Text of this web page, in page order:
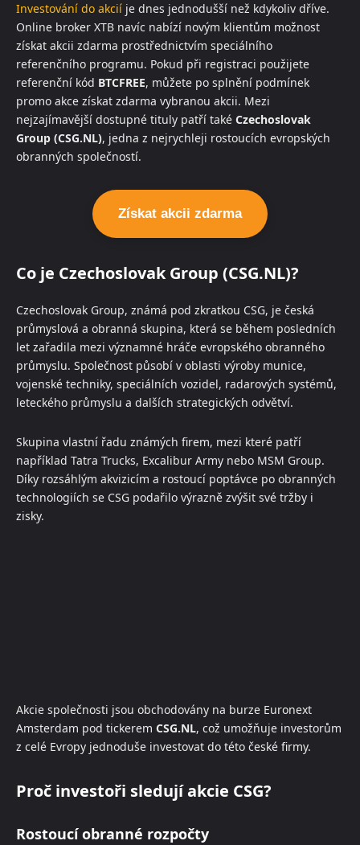
Investování do akcií je dnes jednodušší než kdykoliv dříve.
Online broker XTB navíc nabízí novým klientům možnost
získat akcii zdarma prostřednictvím speciálního
referenčního programu. Pokud při registraci použijete
referenční kód BTCFREE, můžete po splnění podmínek
promo akce získat zdarma vybranou akcii. Mezi
nejzajímavější dostupné tituly patří také Czechoslovak
Group (CSG.NL), jedna z nejrychleji rostoucích evropských
obranných společností.
Získat akcii zdarma
Co je Czechoslovak Group (CSG.NL)?
Czechoslovak Group, známá pod zkratkou CSG, je česká
průmyslová a obranná skupina, která se během posledních
let zařadila mezi významné hráče evropského obranného
průmyslu. Společnost působí v oblasti výroby munice,
vojenské techniky, speciálních vozidel, radarových systémů,
leteckého průmyslu a dalších strategických odvětví.
Skupina vlastní řadu známých firem, mezi které patří
například Tatra Trucks, Excalibur Army nebo MSM Group.
Díky rozsáhlým akvizicím a rostoucí poptávce po obranných
technologiích se CSG podařilo výrazně zvýšit své tržby i
zisky.
Akcie společnosti jsou obchodovány na burze Euronext
Amsterdam pod tickerem CSG.NL, což umožňuje investorům
z celé Evropy jednoduše investovat do této české firmy.
Proč investoři sledují akcie CSG?
Rostoucí obranné rozpočty